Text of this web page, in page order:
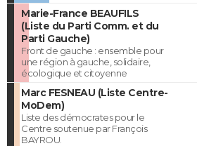
Marie-France BEAUFILS
(Liste du Parti Comm. et du
Parti Gauche)
Front de gauche : ensemble pour
une région à gauche, solidaire,
écologique et citoyenne
Marc FESNEAU (Liste Centre-
MoDem)
Liste des démocrates pour le
Centre soutenue par François
BAYROU.